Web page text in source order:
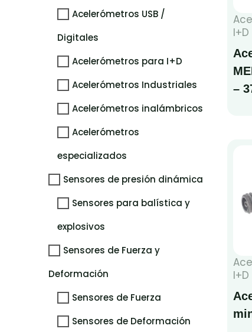
Acelerómetros USB /
Digitales
Acelerómetros para I+D
Acelerómetros Industriales
Acelerómetros inalámbricos
Acelerómetros
especializados
Sensores de presión dinámica
Sensores para balística y
explosivos
Sensores de Fuerza y
Deformación
Sensores de Fuerza
Sensores de Deformación
I+D
–
I+D